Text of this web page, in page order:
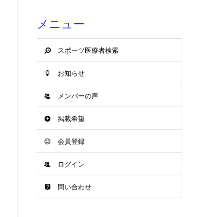
メニュー
スポーツ医療者検索
お知らせ
メンバーの声
掲載希望
会員登録
ログイン
問い合わせ